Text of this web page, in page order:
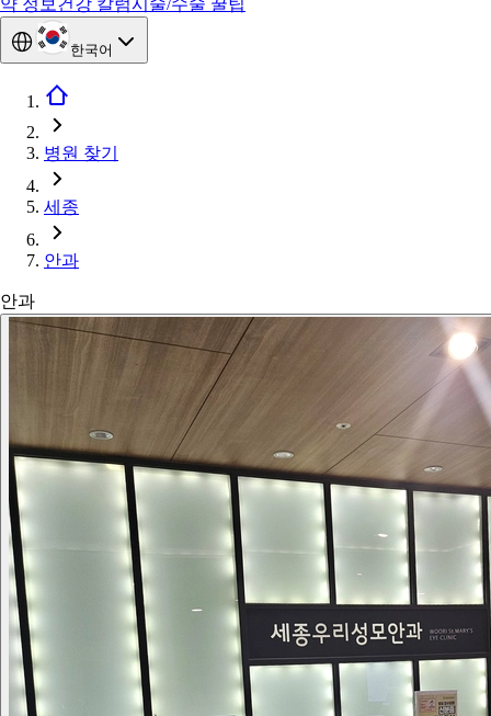
약 정보 건강 칼럼시술/수술 꿀팁
한국어
병원 찾기
세종
안과
안과